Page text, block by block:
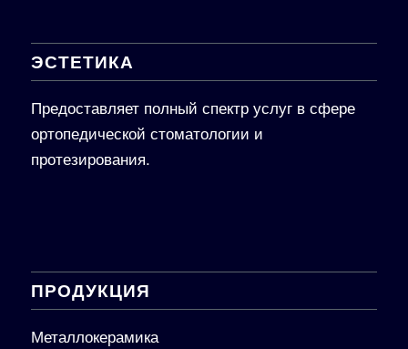
ЭСТЕТИКА
Предоставляет полный спектр услуг в сфере
ортопедической стоматологии и
протезирования.
ПРОДУКЦИЯ
Металлокерамика